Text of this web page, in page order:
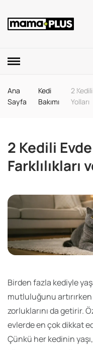
Ana
Sayfa
Kedi
Bakımı
2
Yolları
2 Kedili
Farklılıkları
Birden fazla kediyle
mutluluğunu artırırken
zorluklarını da getirir.
evlerde en çok dikkat
Çünkü her kedinin